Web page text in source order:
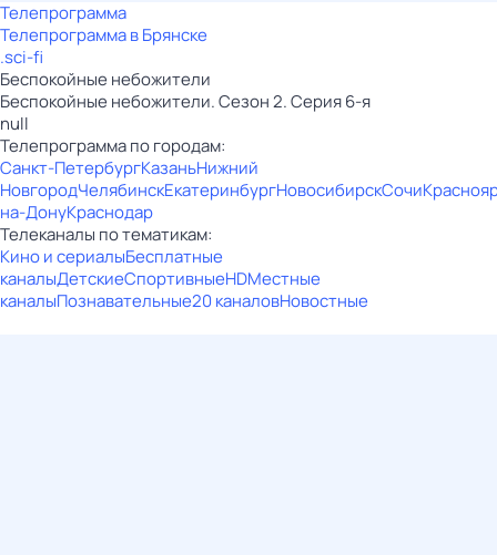
Телепрограмма
Телепрограмма в Брянске
.sci-fi
Беспокойные небожители
Беспокойные небожители. Сезон 2. Серия 6-я
null
Телепрограмма по городам:
Санкт-ПетербургКазаньНижний
НовгородЧелябинскЕкатеринбургНовосибирскСочи
на-ДонуКраснодар
Телеканалы по тематикам:
Кино и сериалыБесплатные
каналыДетскиеСпортивныеHDМестные
каналыПознавательные20 каналовНовостные